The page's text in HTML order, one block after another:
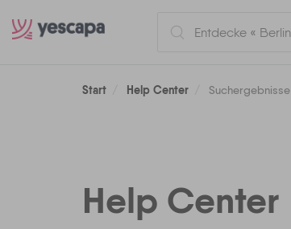
Start Help Center Suchergebnisse
Help Center